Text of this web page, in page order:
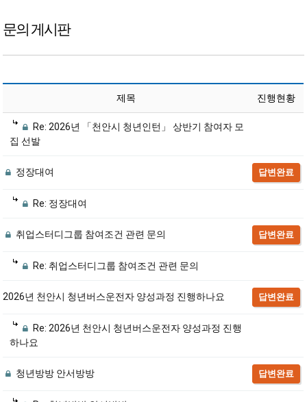
문의 게시판
제목 진행현황
Re: 2026년 「천안시 청년인턴」 상반기 참여자 모
집 선발
정장대여 답변완료
Re: 정장대여
취업스터디그룹 참여조건 관련 문의 답변완료
Re: 취업스터디그룹 참여조건 관련 문의
2026년 천안시 청년버스운전자 양성과정 진행하나요 답변완료
Re: 2026년 천안시 청년버스운전자 양성과정 진행
하나요
청년방방 안서방방 답변완료